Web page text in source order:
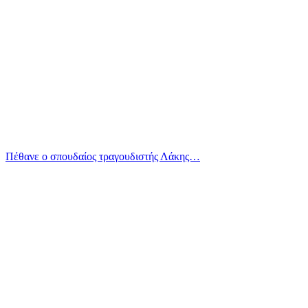
Πέθανε ο σπουδαίος τραγουδιστής Λάκης…